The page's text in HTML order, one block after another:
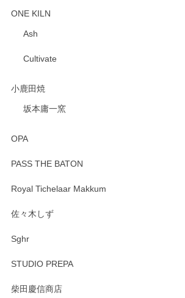
ONE KILN
Ash
Cultivate
小鹿田焼
坂本庸一窯
OPA
PASS THE BATON
Royal Tichelaar Makkum
佐々木しず
Sghr
STUDIO PREPA
柴田慶信商店